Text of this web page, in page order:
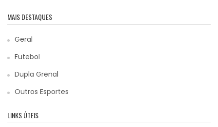
MAIS DESTAQUES
Geral
Futebol
Dupla Grenal
Outros Esportes
LINKS ÚTEIS